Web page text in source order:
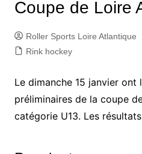
Coupe de Loire
Roller Sports Loire Atlantique
Rink hockey
Le dimanche 15 janvier ont
préliminaires de la coupe
catégorie U13. Les